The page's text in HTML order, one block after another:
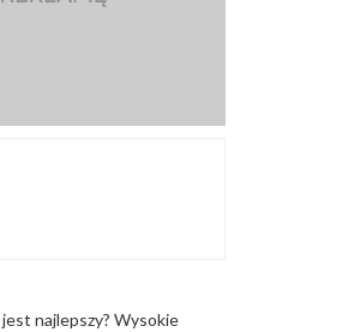
jest najlepszy? Wysokie